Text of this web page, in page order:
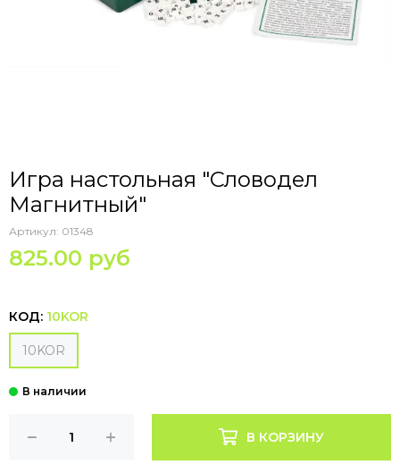
Игра настольная "Словодел
Магнитный"
Артикул: 01348
825.00 руб
КОД: 10KOR
10KOR
В КОРЗИНУ